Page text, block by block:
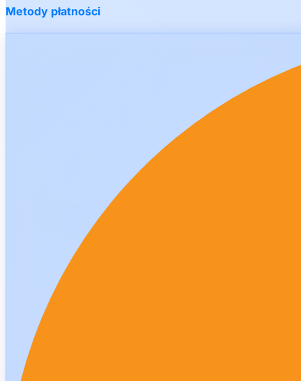
Metody płatności